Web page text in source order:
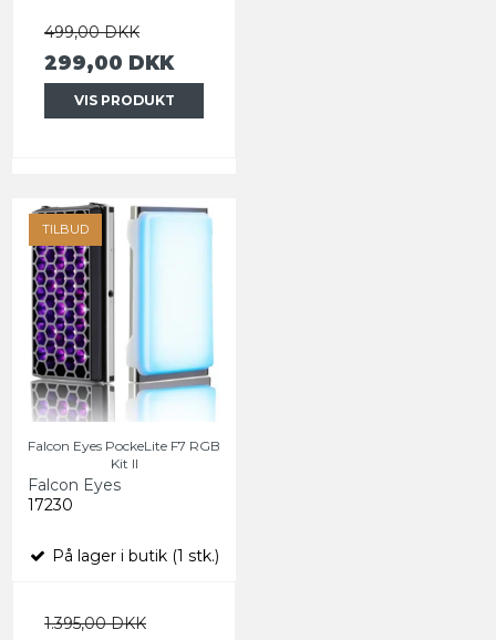
499,00 DKK
299,00 DKK
VIS PRODUKT
TILBUD
Falcon Eyes PockeLite F7 RGB
Kit ll
Falcon Eyes
17230
På lager i butik (1 stk.)
1.395,00 DKK